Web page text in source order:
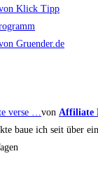
close
the
search
Klick Tipp
Gruender.de
verse … von Affiliate
baue ich seit über